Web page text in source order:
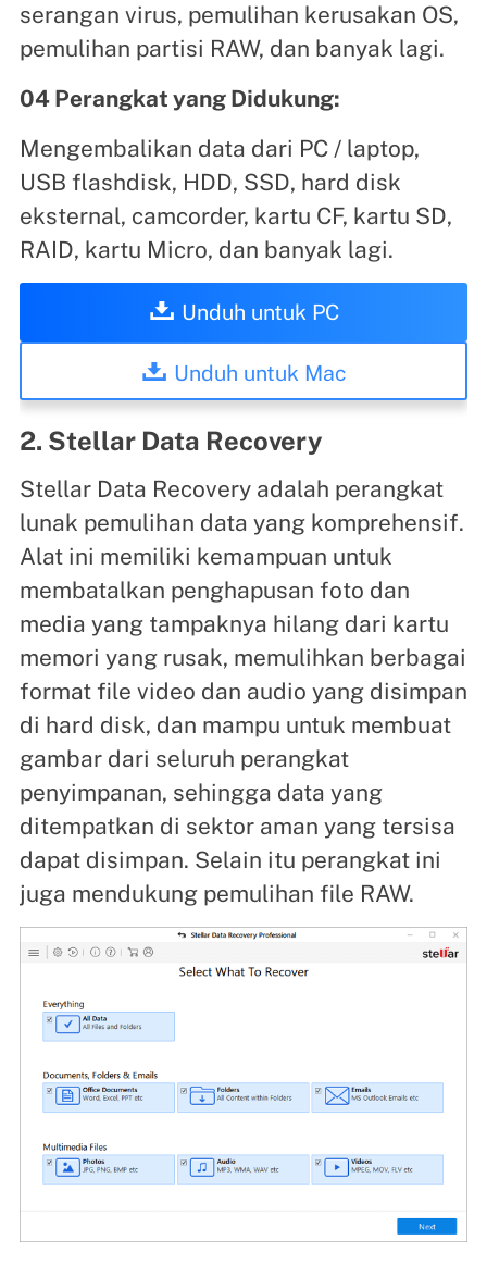
serangan virus, pemulihan kerusakan OS,
pemulihan partisi RAW, dan banyak lagi.
04 Perangkat yang Didukung:
Mengembalikan data dari PC / laptop,
USB flashdisk, HDD, SSD, hard disk
eksternal, camcorder, kartu CF, kartu SD,
RAID, kartu Micro, dan banyak lagi.
Unduh untuk PC
Unduh untuk Mac
2. Stellar Data Recovery
Stellar Data Recovery adalah perangkat
lunak pemulihan data yang komprehensif.
Alat ini memiliki kemampuan untuk
membatalkan penghapusan foto dan
media yang tampaknya hilang dari kartu
memori yang rusak, memulihkan berbagai
format file video dan audio yang disimpan
di hard disk, dan mampu untuk membuat
gambar dari seluruh perangkat
penyimpanan, sehingga data yang
ditempatkan di sektor aman yang tersisa
dapat disimpan. Selain itu perangkat ini
juga mendukung pemulihan file RAW.